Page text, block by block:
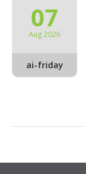
07
Aug 2026
ai-friday